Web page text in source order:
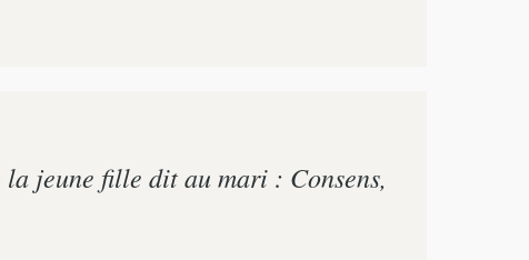
jeune fille dit au mari : Consens,